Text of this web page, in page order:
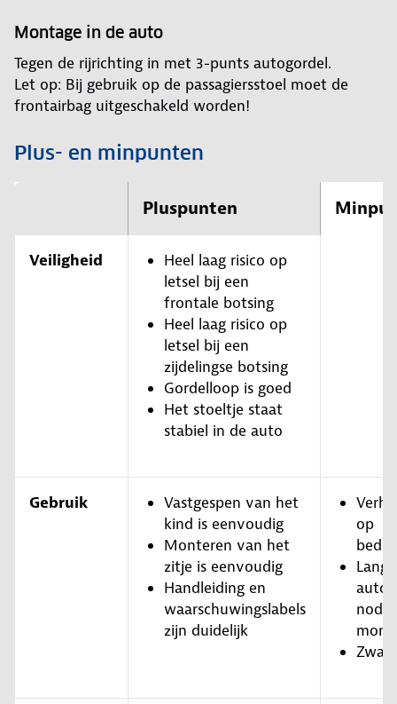
Montage in de auto
Tegen de rijrichting in met 3-punts autogordel.
Let op: Bij gebruik op de passagiersstoel moet de
frontairbag uitgeschakeld worden!
Plus- en minpunten
Pluspunten
Veiligheid
Heel laag risico op
letsel bij een
frontale botsing
Heel laag risico op
letsel bij een
zijdelingse botsing
Gordelloop is goed
Het stoeltje staat
stabiel in de auto
Gebruik
Vastgespen van het
kind is eenvoudig
Monteren van het
zitje is eenvoudig
Handleiding en
waarschuwingslabels
zijn duidelijk
op
Lange